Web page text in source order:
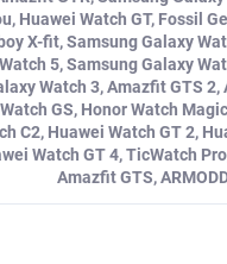
Huawei Watch GT, Fossil
X-fit, Samsung Galaxy
5, Samsung Galaxy
Watch 3, Amazfit GTS 2,
GS, Honor Watch
C2, Huawei Watch GT 2,
Watch GT 4, TicWatch
Amazfit GTS,